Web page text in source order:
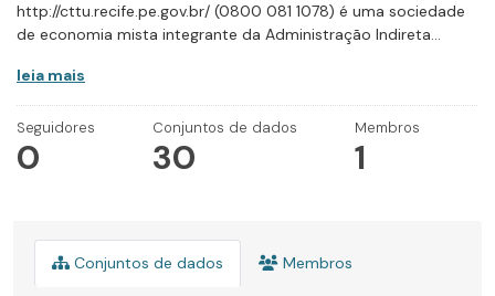
http://cttu.recife.pe.gov.br/ (0800 081 1078) é uma sociedade
de economia mista integrante da Administração Indireta...
leia mais
Seguidores
0
Conjuntos de dados
30
Membros
1
Conjuntos de dados Membros